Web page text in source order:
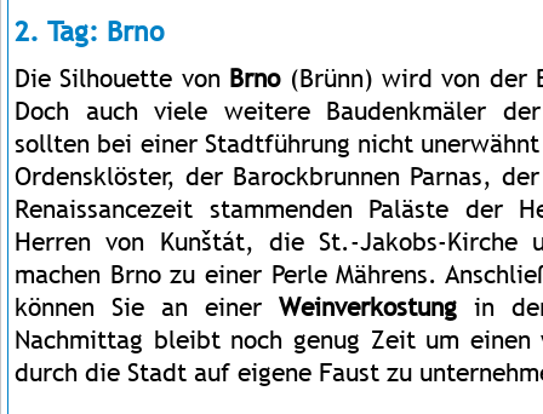
2. Tag: Brno
Die Silhouette von Brno(Brünn) wird von der
Doch auch viele weitere Baudenkmäler
sollten bei einer Stadtführung nicht
Ordensklöster, der Barockbrunnen Parnas,
Renaissancezeit stammenden Paläste der
Herren von Kunštát, die St.-Jakobs-Kirche
machen Brno zu einer Perle Mährens.
können Sie an einer Weinverkostung in
Nachmittag bleibt noch genug Zeit um einen
durch die Stadt auf eigene Faust zu